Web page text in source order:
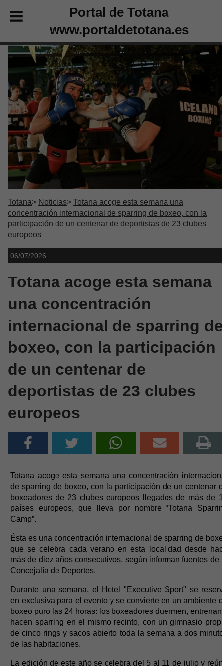
Portal de Totana
www.portaldetotana.es
Totana Noticias
Totana acoge esta semana una
concentración internacional de sparring de boxeo, con la
participación de un centenar de deportistas de 23 clubes
europeos
06/07/2026
Totana acoge esta semana
una concentración
internacional de sparring
boxeo, con la participación
de un centenar de
deportistas de 23 clubes
europeos
Totana acoge esta semana una concentración
de sparring de boxeo, con la participación de un centenar
boxeadores de 23 clubes europeos llegados de más de
países europeos, que lleva por nombre “Totana
Camp”.
Ésta es una concentración internacional de sparring de
que se celebra cada verano en esta localidad desde
más de diez años consecutivos, según informan fuentes de
Concejalía de Deportes.
Durante una semana, el Hotel "Executive Sport" se
en exclusiva para el evento y se convierte en un ambiente
boxeo puro las 24 horas: los boxeadores duermen,
hacen sparring en el mismo recinto, con un gimnasio
de cinco rings y sacos abierto toda la semana a dos
de las habitaciones.
La edición de este año se celebra del 5 al 11 de julio y